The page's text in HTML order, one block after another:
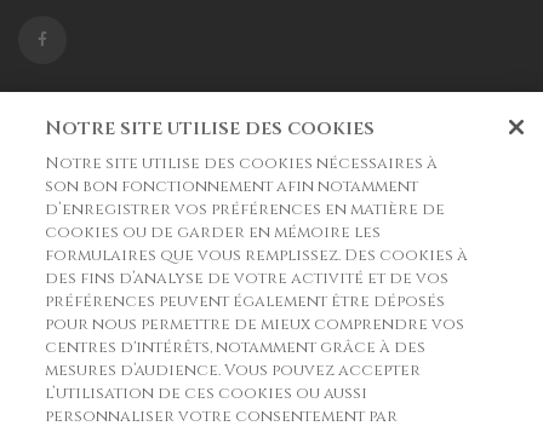
La Boutique
Fromagerie Matocq
Route du Col de Soulor 3 chemin de Grabot
64800 Asson
France
commande@matocq.fr
Notre site utilise des cookies
Notre site utilise des cookies nécessaires à
son bon fonctionnement afin notamment
d’enregistrer vos préférences en matière de
cookies ou de garder en mémoire les
formulaires que vous remplissez. Des cookies à
des fins d’analyse de votre activité et de vos
préférences peuvent également être déposés
pour nous permettre de mieux comprendre vos
centres d'intérêts, notamment grâce à des
mesures d’audience. Vous pouvez accepter
l’utilisation de ces cookies ou aussi
personnaliser votre consentement par